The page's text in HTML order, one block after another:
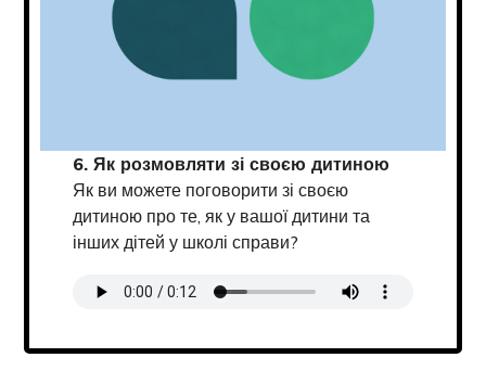
6. Як розмовляти зі своєю дитиною
Як ви можете поговорити зі своєю
дитиною про те, як у вашої дитини та
інших дітей у школі справи?